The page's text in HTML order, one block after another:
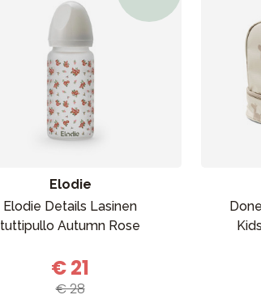
Elodie
Elodie Details Lasinen
tuttipullo Autumn Rose
€ 21
€ 28